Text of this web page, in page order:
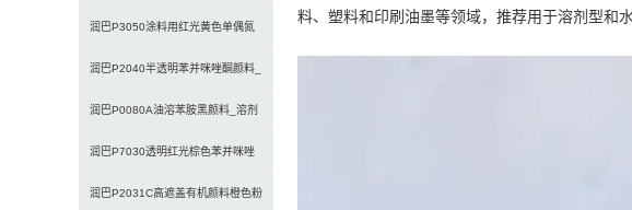
料、塑料和印刷油墨等领域，推荐用于溶剂型和
料
润巴P3050涂料用红光黄色单偶氮
颜料_颜料黄65
润巴P2040半透明苯并咪唑酮颜料_
颜料橙36
润巴P0080A油溶苯胺黑颜料_溶剂
黑7
润巴P7030透明红光棕色苯并咪唑
酮有机颜料
润巴P2031C高遮盖有机颜料橙色粉